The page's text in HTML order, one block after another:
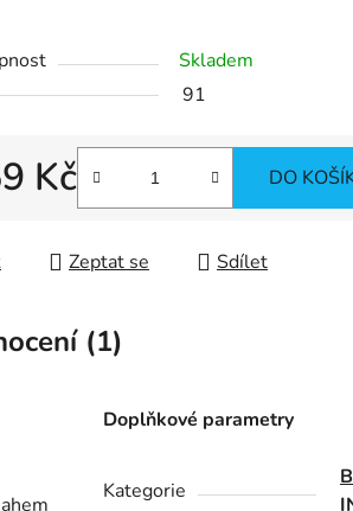
Skladem
91
Kč DO
Zeptat se Sdílet
(1)
Doplňkové parametry
Kategorie